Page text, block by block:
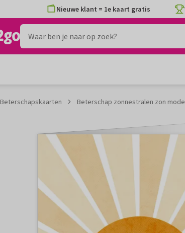
Nieuwe klant = 1e kaart gratis
Beterschapskaarten Beterschap zonnestralen zon